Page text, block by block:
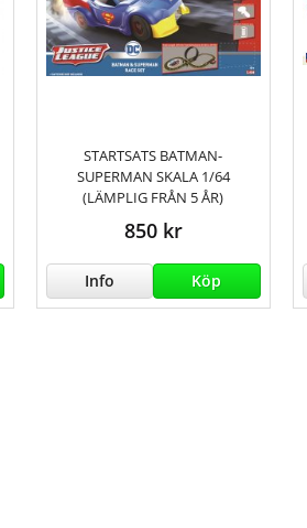
STARTSATS BATMAN-
SUPERMAN SKALA 1/64
(LÄMPLIG FRÅN 5 ÅR)
850 kr
Info Köp